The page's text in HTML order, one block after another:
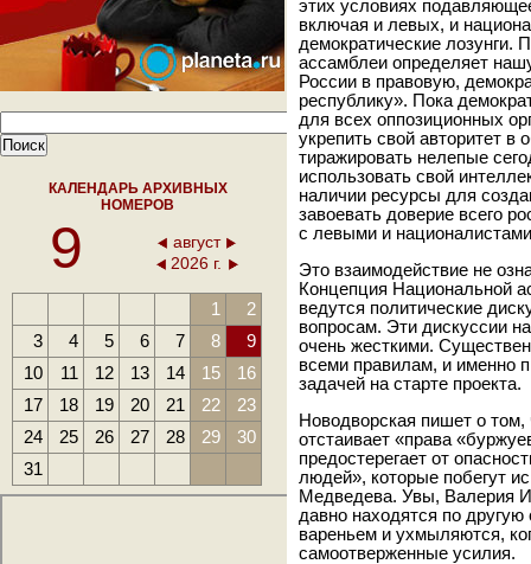
КАЛЕНДАРЬ АРХИВНЫХ
НОМЕРОВ
9
август
2026 г.
1
2
3
4 5 6 7 8
9
10
11 12 13 14 15
16
17
18 19 20 21 22
23
24
25 26 27 28 29
30
31
этих условиях
включая и левых, и
демократические лозунги.
ассамблеи определяет
России в правовую,
республику». Пока
для всех оппозиционных
укрепить свой авторитет в
тиражировать нелепые
использовать свой
наличии ресурсы для
завоевать доверие всего
с левыми и
Это взаимодействие не
Концепция Национальной
ведутся политические
вопросам. Эти дискуссии
очень жесткими.
всеми правилам, и именно
задачей на старте проекта.
Новодворская пишет о
отстаивает «права
предостерегает от
людей», которые побегут
Медведева. Увы, Валерия
давно находятся по
вареньем и ухмыляются,
самоотверженные усилия.